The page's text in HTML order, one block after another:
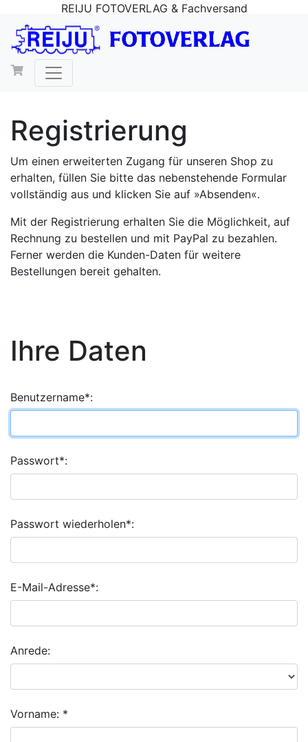
REIJU FOTOVERLAG & Fachversand
Registrierung
Um einen erweiterten Zugang für unseren Shop zu
erhalten, füllen Sie bitte das nebenstehende Formular
vollständig aus und klicken Sie auf »Absenden«.
Mit der Registrierung erhalten Sie die Möglichkeit, auf
Rechnung zu bestellen und mit PayPal zu bezahlen.
Ferner werden die Kunden-Daten für weitere
Bestellungen bereit gehalten.
Ihre Daten
Benutzername*:
Passwort*:
Passwort wiederholen*:
E-Mail-Adresse*:
Anrede:
Vorname: *